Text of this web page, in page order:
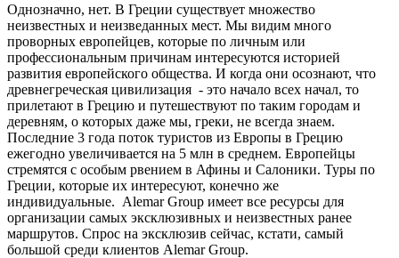
Однозначно, нет. В Греции существует множество
неизвестных и неизведанных мест. Мы видим много
проворных европейцев, которые по личным или
профессиональным причинам интересуются историей
развития европейского общества. И когда они осознают, что
древнегреческая цивилизация - это начало всех начал, то
прилетают в Грецию и путешествуют по таким городам и
деревням, о которых даже мы, греки, не всегда знаем.
Последние 3 года поток туристов из Европы в Грецию
ежегодно увеличивается на 5 млн в среднем. Европейцы
стремятся с особым рвением в Афины и Салоники. Туры по
Греции, которые их интересуют, конечно же
индивидуальные. Alemar Group имеет все ресурсы для
организации самых эксклюзивных и неизвестных ранее
маршрутов. Спрос на эксклюзив сейчас, кстати, самый
большой среди клиентов Alemar Group.